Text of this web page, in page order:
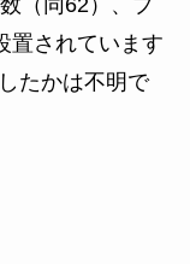
（同 62）、プ
置されています
たかは不明で